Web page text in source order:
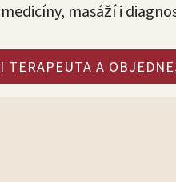
masáží i
TERAPEUTA A